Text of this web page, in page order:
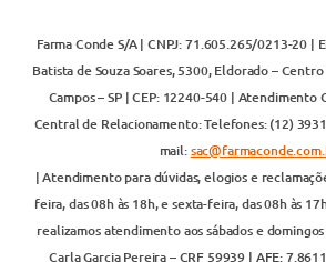
Farma Conde S/A | CNPJ: 71.605.265/0213-20 |
Batista de Souza Soares, 5300, Eldorado –
Campos – SP | CEP: 12240-540 | Atendimento
Central de Relacionamento: Telefones: (12)
mail:
| Atendimento para dúvidas, elogios e
feira, das 08h às 18h, e sexta-feira, das 08h às
realizamos atendimento aos sábados e
Carla Garcia Pereira – CRF 59939 | AFE: